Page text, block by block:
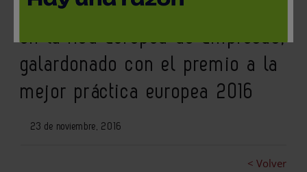
alimentación que lidera AINIA
en la Red Europea de Empresas,
galardonado con el premio a la
mejor práctica europea 2016
23 de noviembre, 2016
< Volver